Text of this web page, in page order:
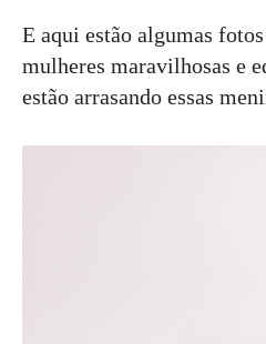
E aqui estão algumas
mulheres maravilhosas e
estão arrasando essas